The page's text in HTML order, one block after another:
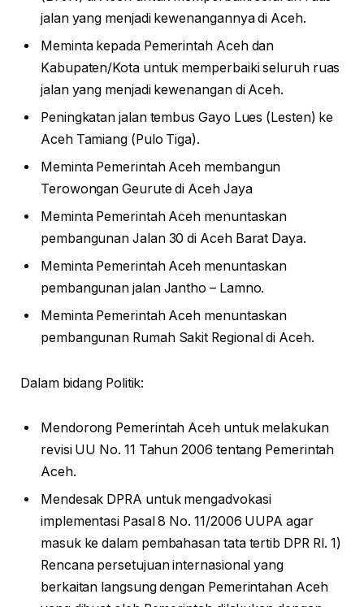
jalan yang menjadi kewenangannya di Aceh.
Meminta kepada Pemerintah Aceh dan
Kabupaten/Kota untuk memperbaiki seluruh ruas
jalan yang menjadi kewenangan di Aceh.
Peningkatan jalan tembus Gayo Lues (Lesten) ke
Aceh Tamiang (Pulo Tiga).
Meminta Pemerintah Aceh membangun
Terowongan Geurute di Aceh Jaya
Meminta Pemerintah Aceh menuntaskan
pembangunan Jalan 30 di Aceh Barat Daya.
Meminta Pemerintah Aceh menuntaskan
pembangunan jalan Jantho – Lamno.
Meminta Pemerintah Aceh menuntaskan
pembangunan Rumah Sakit Regional di Aceh.
Dalam bidang Politik:
Mendorong Pemerintah Aceh untuk melakukan
revisi UU No. 11 Tahun 2006 tentang Pemerintah
Aceh.
Mendesak DPRA untuk mengadvokasi
implementasi Pasal 8 No. 11/2006 UUPA agar
masuk ke dalam pembahasan tata tertib DPR RI. 1)
Rencana persetujuan internasional yang
berkaitan langsung dengan Pemerintahan Aceh